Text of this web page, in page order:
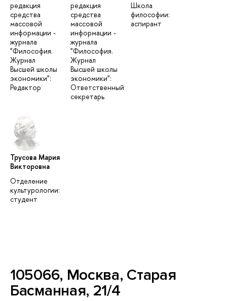
редакция
средства
массовой
информации -
журнала
"Философия.
Журнал
Высшей школы
экономики":
Редактор
редакция
средства
массовой
информации -
журнала
"Философия.
Журнал
Высшей школы
экономики":
Ответственный
секретарь
Школа
философии:
аспирант
Трусова Мария
Викторовна
Отделение
культурологии:
студент
105066, Москва, Старая
Басманная, 21/4